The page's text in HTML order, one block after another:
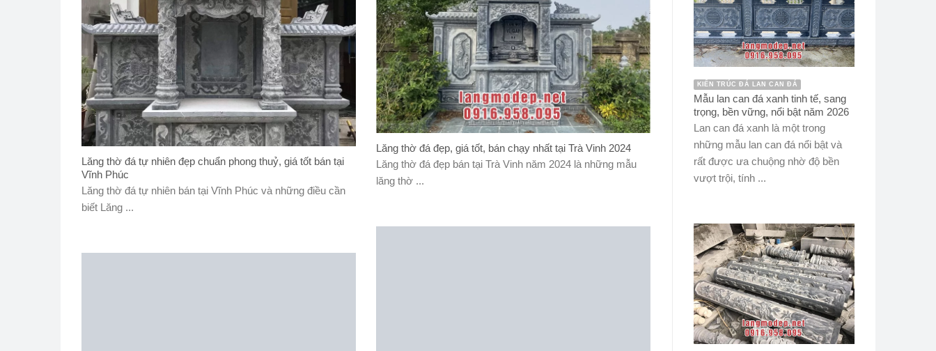
Lăng thờ đá đẹp, giá tốt, bán chạy nhất tại Trà Vinh 2024
Lăng thờ đá đẹp bán tại Trà Vinh năm 2024 là những mẫu
lăng thờ ...
Lăng thờ đá tự nhiên đẹp chuẩn phong thuỷ, giá tốt bán tại
Vĩnh Phúc
Lăng thờ đá tự nhiên bán tại Vĩnh Phúc và những điều cần
biết Lăng ...
KIẾN TRÚC ĐÁ LAN CAN ĐÁ
Mẫu lan can đá xanh tinh tế, sang
trọng, bền vững, nổi bật năm 2026
Lan can đá xanh là một trong
những mẫu lan can đá nổi bật và
rất được ưa chuộng nhờ độ bền
vượt trội, tính ...